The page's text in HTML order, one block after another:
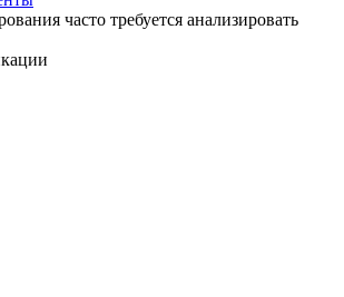
часто требуется анализировать